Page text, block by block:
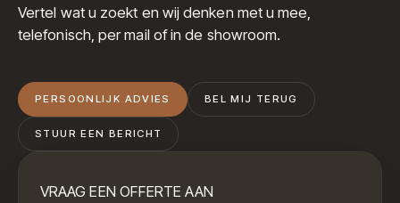
Vertel wat u zoekt en wij denken met u mee,
telefonisch, per mail of in de showroom.
PERSOONLIJK ADVIES BEL MIJ TERUG
STUUR EEN BERICHT
VRAAG EEN OFFERTE AAN